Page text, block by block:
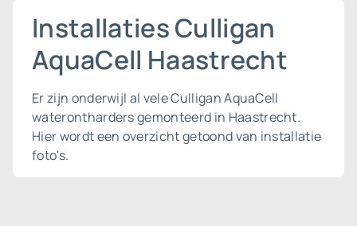
Installaties Culligan
AquaCell Haastrecht
Er zijn onderwijl al vele Culligan AquaCell
waterontharders gemonteerd in Haastrecht.
Hier wordt een overzicht getoond van installatie
foto's.